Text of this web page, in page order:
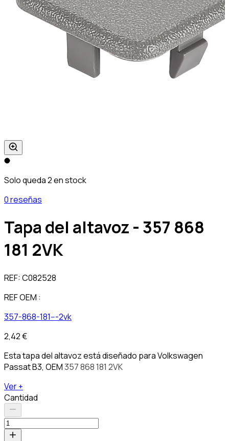
Solo queda 2 en stock
0 reseñas
Tapa del altavoz - 357 868
181 2VK
REF:C082528
REF OEM :
357-868-181---2vk
2,42 €
Esta tapa del altavoz está diseñado para Volkswagen
Passat B3, OEM357 868 181 2VK
Ver +
Cantidad